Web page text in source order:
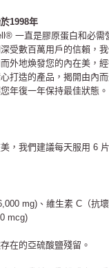
1998年
一直是膠原蛋白和必需
受數百萬用戶的信賴，
外地煥發您的內在美，
打造的產品，揭開由內
年復一年保持最佳狀態。
，我們建議每天服用 6 片
mg)、維生素 C（抗
mcg)
在的亞硫酸鹽殘留。